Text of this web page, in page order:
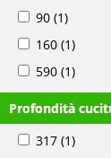
90 (1)
160 (1)
590 (1)
Profondità
317 (1)